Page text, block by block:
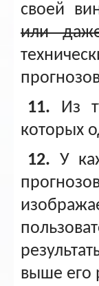
своей
или
11. Из
которых
12. У
выше его